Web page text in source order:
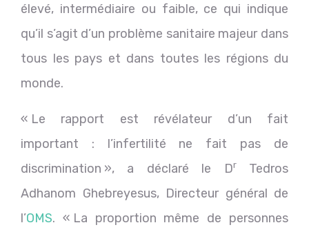
élevé, intermédiaire ou faible, ce qui indique
qu’il s’agit d’un problème sanitaire majeur dans
tous les pays et dans toutes les régions du
monde.
« Le rapport est révélateur d’un fait
important : l’infertilité ne fait pas de
discrimination », a déclaré le DrTedros
Adhanom Ghebreyesus, Directeur général de
l’OMS. « La proportion même de personnes